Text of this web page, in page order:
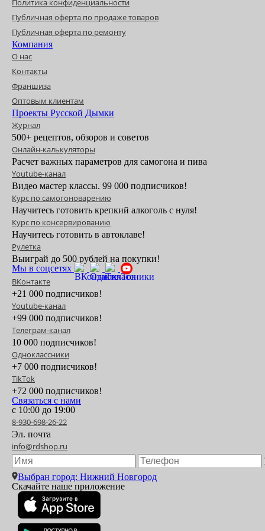
Политика конфиденциальности
Публичная оферта по продаже товаров
Публичная оферта по ремонту
Компания
О нас
Контакты
Франшиза
Оптовым клиентам
Проекты Русской Дымки
Журнал
500+ рецептов, обзоров и советов
Онлайн-калькуляторы
Расчет важных параметров для самогона и пива
Youtube-канал
Видео мастер классы. 99 000 подписчиков!
Курс по самогоноварению
Научитесь готовить крепкий алкоголь с нуля!
Курс по консервированию
Научитесь готовить в автоклаве!
Рулетка
Выиграй до 500 рублей на покупки!
Мы в соцсетях
ВКонтакте
+21 000 подписчиков!
Youtube-канал
+99 000 подписчиков!
Телеграм-канал
10 000 подписчиков!
Одноклассники
+7 000 подписчиков!
TikTok
+72 000 подписчиков!
Связаться с нами
с 10:00 до 19:00
8-930-698-26-22
Эл. почта
info@rdshop.ru
Выбран город: Нижний Новгород
Скачайте наше приложение